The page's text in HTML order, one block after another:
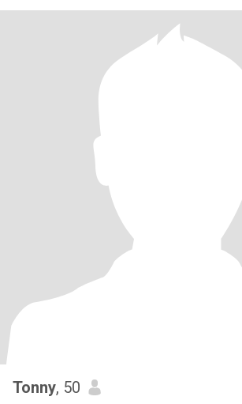
Tonny, 50